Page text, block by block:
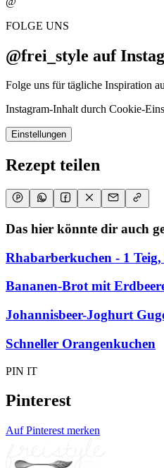
FOLGE UNS
@frei_style auf
Folge uns für tägliche Inspiration
Instagram-Inhalt durch Cookie-
Einstellungen
Rezept teilen
Das hier könnte dir auch
Rhabarberkuchen - 1 Teig,
Bananen-Brot mit
Johannisbeer-Joghurt
Schneller Orangenkuchen
PIN IT
Pinterest
Auf Pinterest merken